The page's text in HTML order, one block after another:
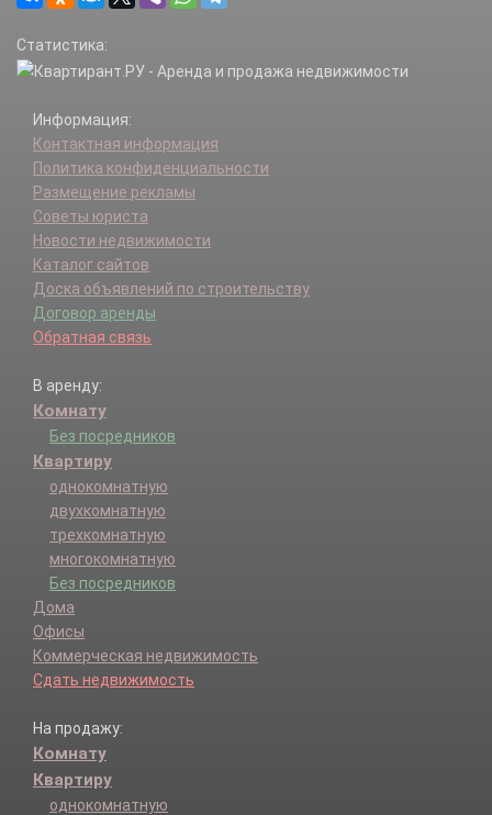
Статистика:
Информация:
Контактная информация
Политика конфиденциальности
Размещение рекламы
Советы юриста
Новости недвижимости
Каталог сайтов
Доска объявлений по строительству
Договор аренды
Обратная связь
В аренду:
Комнату
Без посредников
Квартиру
однокомнатную
двухкомнатную
трехкомнатную
многокомнатную
Без посредников
Дома
Офисы
Коммерческая недвижимость
Сдать недвижимость
На продажу:
Комнату
Квартиру
однокомнатную